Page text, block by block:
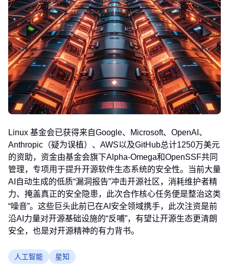
Linux 基金会已获得来自Google、Microsoft、OpenAI、
Anthropic（疑为误植）、AWS以及GitHub总计1250万美元
的资助，资金由基金会旗下Alpha-Omega和OpenSSF共同
管理，专项用于提升开源软件生态系统的安全性。当前大量
AI自动生成的低质“漏洞报告”冲击开源社区，消耗维护者精
力、掩盖真正的安全隐患，此次合作核心任务便是整治这类
“噪音”。这些巨头此前已在AI安全领域携手，此次注资是前
沿AI力量对开源基础设施的“反哺”，有望让开源生态更清朗
安全，也是对开源精神的有力背书。
人工智能 星知